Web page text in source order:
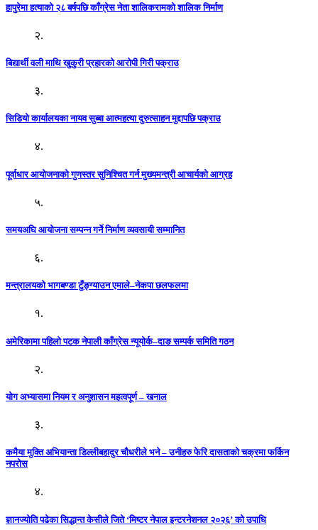
हापुरेमा हत्याको २८ बर्षपछि काँग्रेस नेता शालिकरामको शालिक निर्माण
२.
बिद्यार्थी वली माथि खुकुरी प्रहारको आरोपी गिरी पक्राउ
३.
सिडियो कार्यालयका नायव सुब्बा आत्महत्या दुरुत्साहन मुद्दापछि पक्राउ
४.
पूर्वाधार आयोजनाको गुणस्तर सुनिश्चित गर्न मुख्यमन्त्री आचार्यको आग्रह
५.
समयअघि आयोजना सम्पन्न गर्ने निर्माण व्यवसायी सम्मानित
६.
मन्त्रालयको भागबण्डा टुँङ्ग्याउन एमाले–नेकपा छलफलमा
१.
अमेरिकामा पहिलो पटक नेपाली काँग्रेस न्यूयोर्क–दाङ सम्पर्क समिति गठन
२.
योग अभ्यासमा नियम र अनुशासन महत्वपूर्ण – खनाल
३.
कमैया मुक्ति अभियान्ता डिल्लीबहादुर चौधरीले भने – उनीहरु फेरि दासताको चक्रमा फर्किन
नपरोस
४.
ज्ञानज्योति पढेका सिद्धान्त केसीले जिते ‘मिष्टर नेपाल इन्टरनेशनल २०२६’ को उपाधि